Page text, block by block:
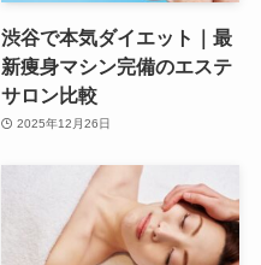
渋谷で本気ダイエット｜最
新痩身マシン完備のエステ
サロン比較
2025年12月26日